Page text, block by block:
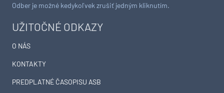
UŽITOČNÉ ODKAZY
O NÁS
KONTAKTY
PREDPLATNÉ ČASOPISU ASB
Odber je možné kedykoľvek zrušiť jedným kliknutím.